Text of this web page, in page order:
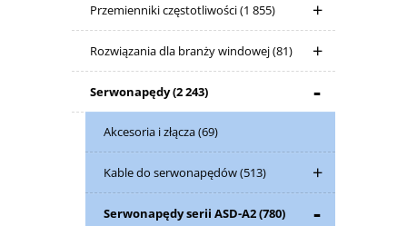
Przemienniki częstotliwości(1 855)
Rozwiązania dla branży windowej(81)
Serwonapędy(2 243)
Akcesoria i złącza(69)
Kable do serwonapędów(513)
Serwonapędy serii ASD-A2(780)